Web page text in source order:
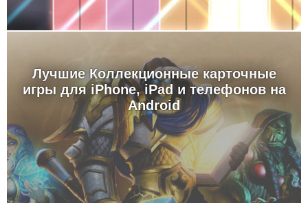
Лучшие Коллекционные карточные
игры для iPhone, iPad и телефонов на
Android